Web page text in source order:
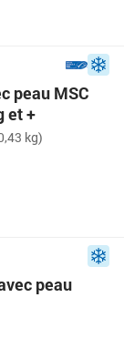
peau MSC
et +
kg)
peau